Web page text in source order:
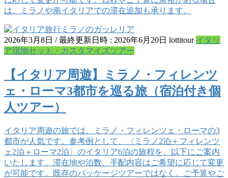
は、ミラノや南イタリアでの滞在追加も承ります。
2026年3月8日 / 最終更新日時 : 2026年6月20日 lottitour イタリ
ア現地セット・カスタマイズツアー
【イタリア周遊】ミラノ・フィレンツ
ェ・ローマ3都市を巡る旅（宿泊付き個
人ツアー）
イタリア周遊の旅では、ミラノ・フィレンツェ・ローマの3
都市が人気です。参考例として、〈ミラノ2泊＋フィレンツ
ェ2泊＋ローマ2泊〉のイタリア6泊の旅程を、以下にご案内
いたします。滞在地や泊数、手配内容はご希望に応じて変更
が可能です。既存のパッケージツアーではなく、ご予算やご